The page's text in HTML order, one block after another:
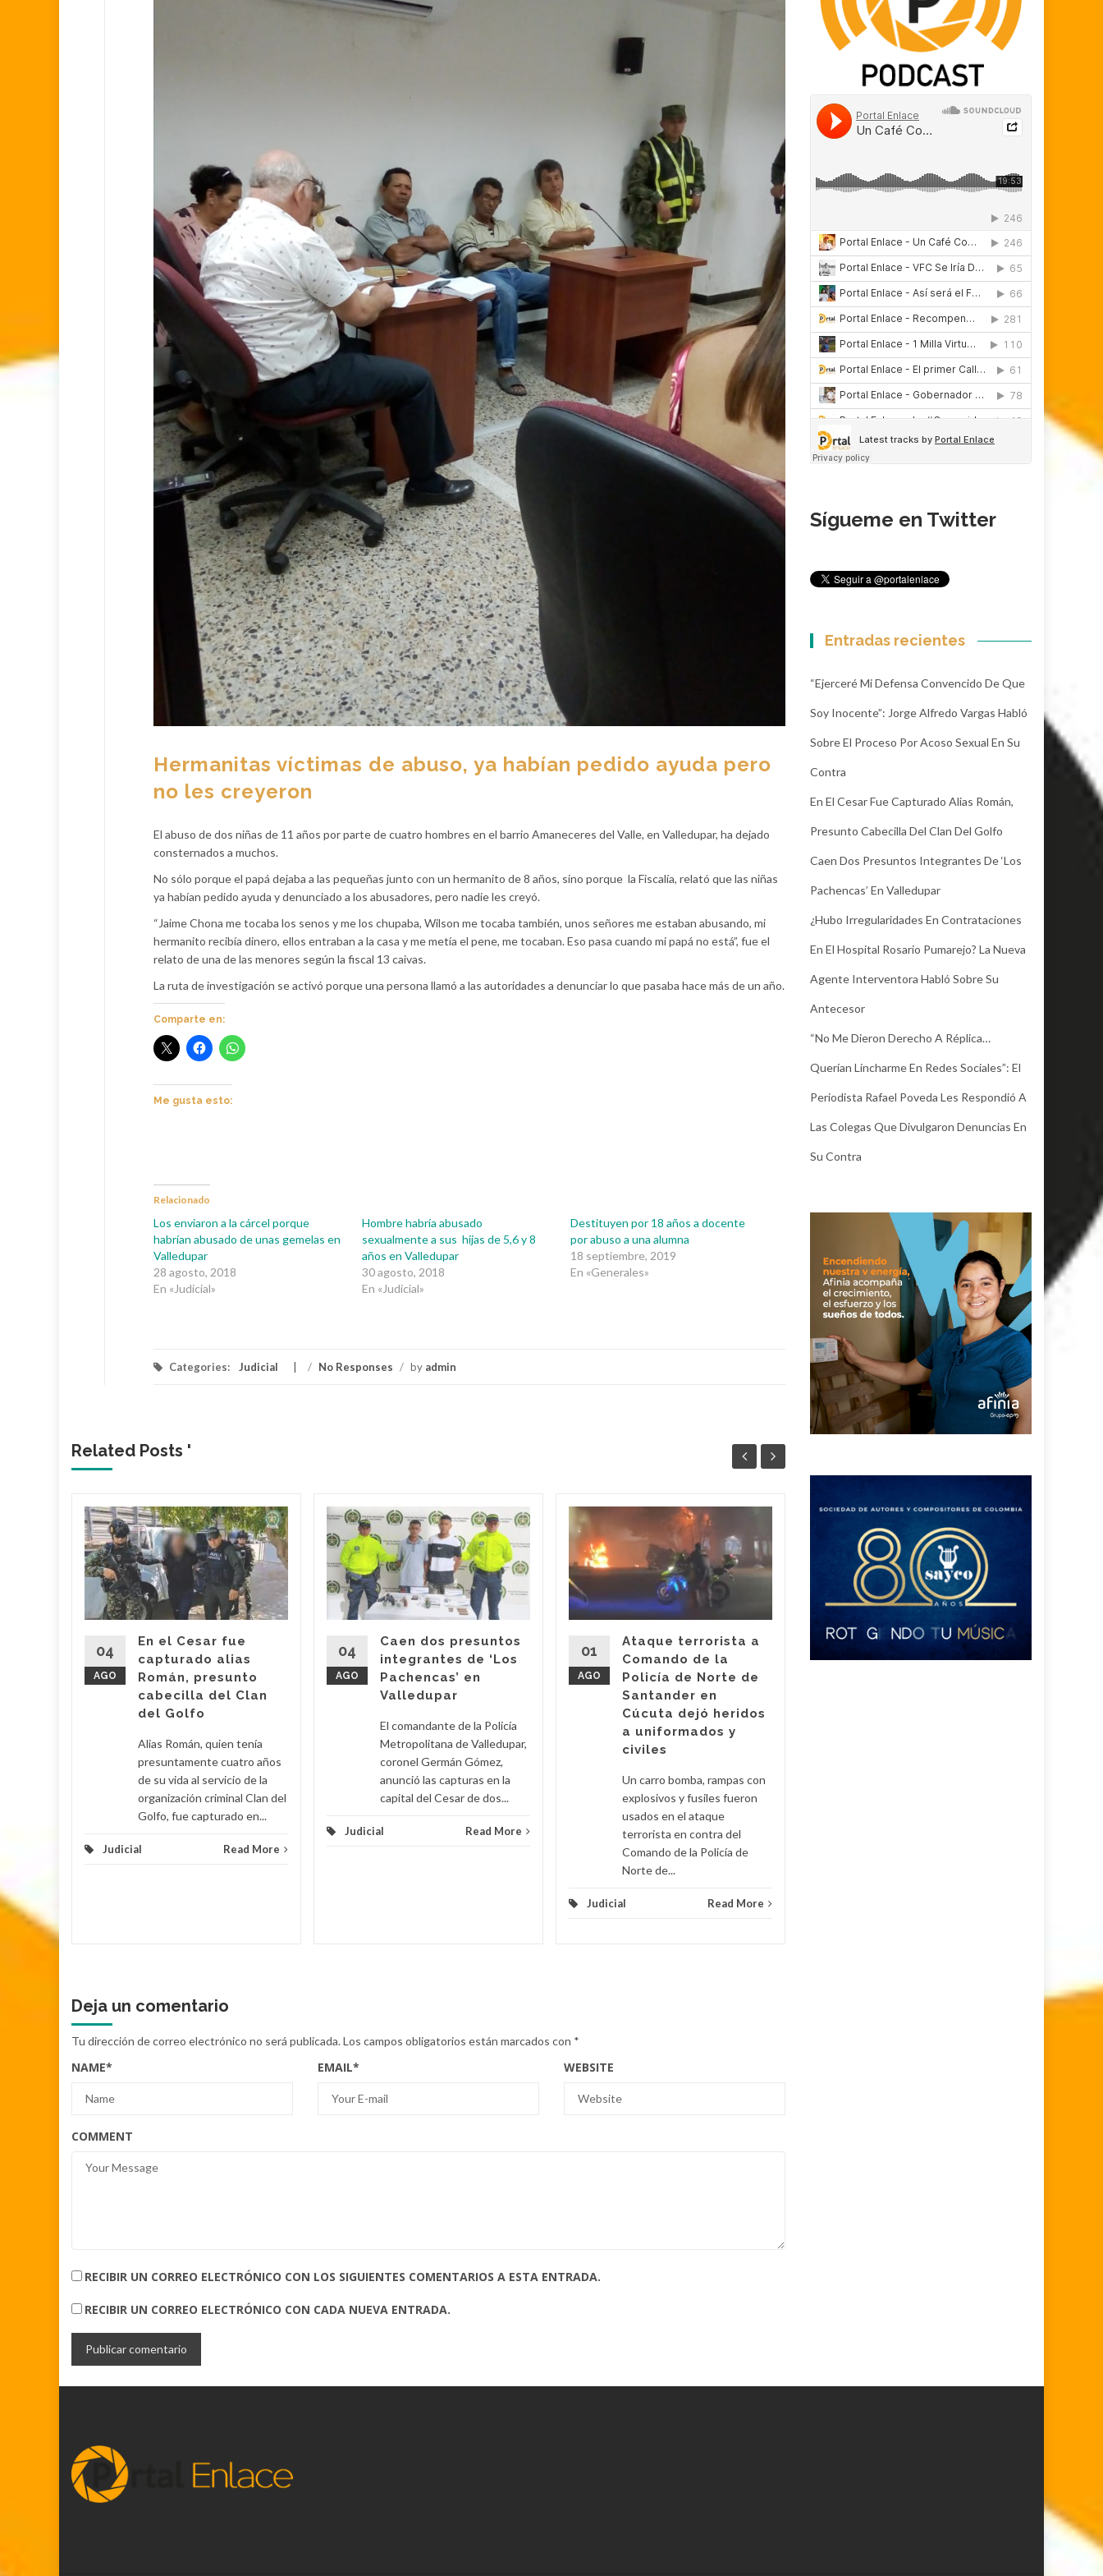
Hermanitas víctimas de abuso, ya habían pedido ayuda pero
no les creyeron
El abuso de dos niñas de 11 años por parte de cuatro hombres en el barrio Amaneceres del Valle, en Valledupar, ha dejado
consternados a muchos.
No sólo porque el papá dejaba a las pequeñas junto con un hermanito de 8 años, sino porque la Fiscalía, relató que las niñas
ya habían pedido ayuda y denunciado a los abusadores, pero nadie les creyó.
“Jaime Chona me tocaba los senos y me los chupaba, Wilson me tocaba también, unos señores me estaban abusando, mi
hermanito recibía dinero, ellos entraban a la casa y me metía el pene, me tocaban. Eso pasa cuando mi papá no está”, fue el
relato de una de las menores según la fiscal 13 caivas.
La ruta de investigación se activó porque una persona llamó a las autoridades a denunciar lo que pasaba hace más de un año.
Comparte en:
Me gusta esto:
Relacionado
Los enviaron a la cárcel porque
habrían abusado de unas gemelas en
Valledupar
28 agosto, 2018
En «Judicial»
Hombre habría abusado
sexualmente a sus hijas de 5,6 y 8
años en Valledupar
30 agosto, 2018
En «Judicial»
Destituyen por 18 años a docente
por abuso a una alumna
18 septiembre, 2019
En «Generales»
Categories: Judicial / No Responses / by admin
Related Posts '
04
AGO
En el Cesar fue
capturado alias
Román, presunto
cabecilla del Clan
del Golfo
Alias Román, quien tenía
presuntamente cuatro años
de su vida al servicio de la
organización criminal Clan del
Golfo, fue capturado en...
Judicial Read More
04
AGO
Caen dos presuntos
integrantes de ‘Los
Pachencas’ en
Valledupar
El comandante de la Policía
Metropolitana de Valledupar,
coronel Germán Gómez,
anunció las capturas en la
capital del Cesar de dos...
Judicial Read More
01
AGO
Ataque terrorista a
Comando de la
Policía de Norte de
Santander en
Cúcuta dejó heridos
a uniformados y
civiles
Un carro bomba, rampas con
explosivos y fusiles fueron
usados en el ataque
terrorista en contra del
Comando de la Policía de
Norte de...
Judicial Read More
Juez legalizó la
captura de Deimer,
el hombre capturado
por intento de
asesinato de la
empleada de Super
Giros en Valledupar
Deja un comentario
Tu dirección de correo electrónico no será publicada.Los campos obligatorios están marcados con *
NAME* EMAIL* WEBSITE
COMMENT
RECIBIR UN CORREO ELECTRÓNICO CON LOS SIGUIENTES COMENTARIOS A ESTA ENTRADA.
RECIBIR UN CORREO ELECTRÓNICO CON CADA NUEVA ENTRADA.
Sígueme en Twitter
Entradas recientes
“Ejerceré Mi Defensa Convencido De Que
Soy Inocente”: Jorge Alfredo Vargas Habló
Sobre El Proceso Por Acoso Sexual En Su
Contra
En El Cesar Fue Capturado Alias Román,
Presunto Cabecilla Del Clan Del Golfo
Caen Dos Presuntos Integrantes De ‘Los
Pachencas’ En Valledupar
¿Hubo Irregularidades En Contrataciones
En El Hospital Rosario Pumarejo? La Nueva
Agente Interventora Habló Sobre Su
Antecesor
“No Me Dieron Derecho A Réplica…
Querían Lincharme En Redes Sociales”: El
Periodista Rafael Poveda Les Respondió A
Las Colegas Que Divulgaron Denuncias En
Su Contra